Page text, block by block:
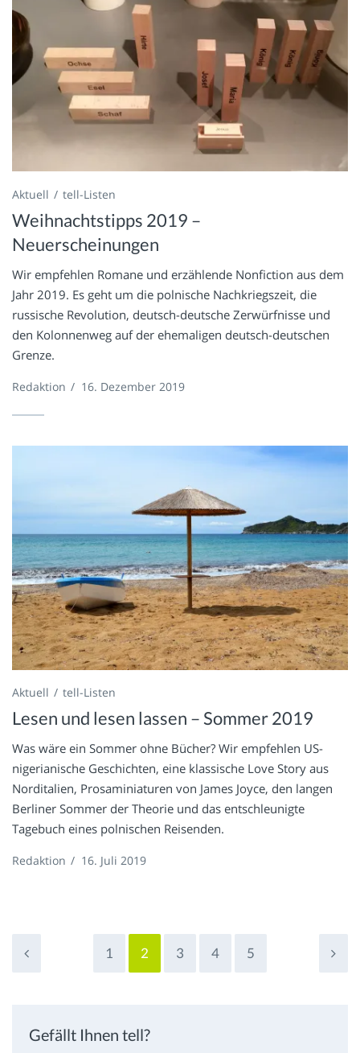
Aktuell tell-Listen
Weihnachtstipps 2019 –
Neuerscheinungen
Wir empfehlen Romane und erzählende Nonfiction aus dem
Jahr 2019. Es geht um die polnische Nachkriegszeit, die
russische Revolution, deutsch-deutsche Zerwürfnisse und
den Kolonnenweg auf der ehemaligen deutsch-deutschen
Grenze.
Redaktion / 16. Dezember 2019
Aktuell tell-Listen
Lesen und lesen lassen – Sommer 2019
Was wäre ein Sommer ohne Bücher? Wir empfehlen US-
nigerianische Geschichten, eine klassische Love Story aus
Norditalien, Prosaminiaturen von James Joyce, den langen
Berliner Sommer der Theorie und das entschleunigte
Tagebuch eines polnischen Reisenden.
Redaktion / 16. Juli 2019
1 2 3 4 5
Gefällt Ihnen tell?